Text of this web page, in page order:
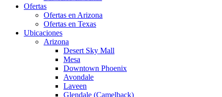
Ofertas
Ofertas en Arizona
Ofertas en Texas
Ubicaciones
Arizona
Desert Sky Mall
Mesa
Downtown Phoenix
Avondale
Laveen
Glendale (Camelback)